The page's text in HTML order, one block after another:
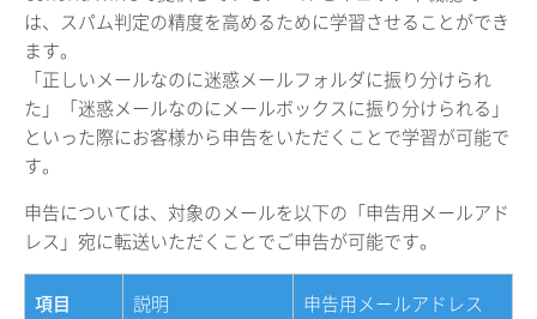
は、スパム判定の精度を高めるために学習させることができ
ます。
「正しいメールなのに迷惑メールフォルダに振り分けられ
た」「迷惑メールなのにメールボックスに振り分けられる」
といった際にお客様から申告をいただくことで学習が可能で
す。
申告については、対象のメールを以下の「申告用メールアド
レス」宛に転送いただくことでご申告が可能です。
項目 説明 申告用メールアドレス